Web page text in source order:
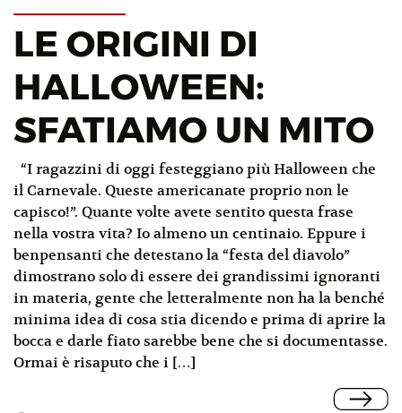
LE ORIGINI DI
HALLOWEEN:
SFATIAMO UN MITO
“I ragazzini di oggi festeggiano più Halloween che
il Carnevale. Queste americanate proprio non le
capisco!”. Quante volte avete sentito questa frase
nella vostra vita? Io almeno un centinaio. Eppure i
benpensanti che detestano la “festa del diavolo”
dimostrano solo di essere dei grandissimi ignoranti
in materia, gente che letteralmente non ha la benché
minima idea di cosa stia dicendo e prima di aprire la
bocca e darle fiato sarebbe bene che si documentasse.
Ormai è risaputo che i […]